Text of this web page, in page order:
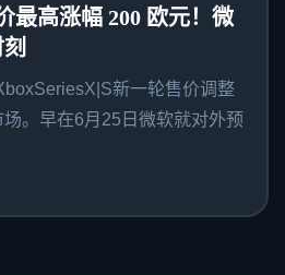
最高涨幅 200 欧元！微
新一轮售价调整
。早在6月25日微软就对外预